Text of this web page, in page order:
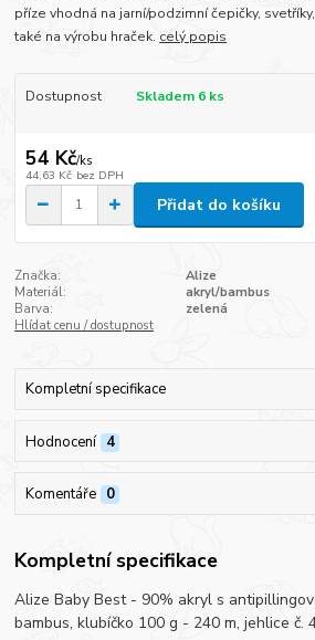
příze vhodná na jarní/podzimní čepičky,
také na výrobu hraček. celý popis
Dostupnost Skladem 6 ks
54 Kč/ks
44,63 Kč bez DPH
Přidat do košíku
Značka:
Alize
Materiál:
akryl/bambus
Barva:
zelená
Hlídat cenu / dostupnost
Kompletní specifikace
Hodnocení 4
Komentáře 0
Kompletní specifikace
Alize Baby Best - 90% akryl s
bambus, klubíčko 100 g - 240 m, jehlice č.